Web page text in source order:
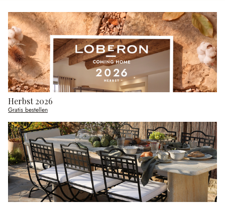
Herbst 2026
Gratis bestellen